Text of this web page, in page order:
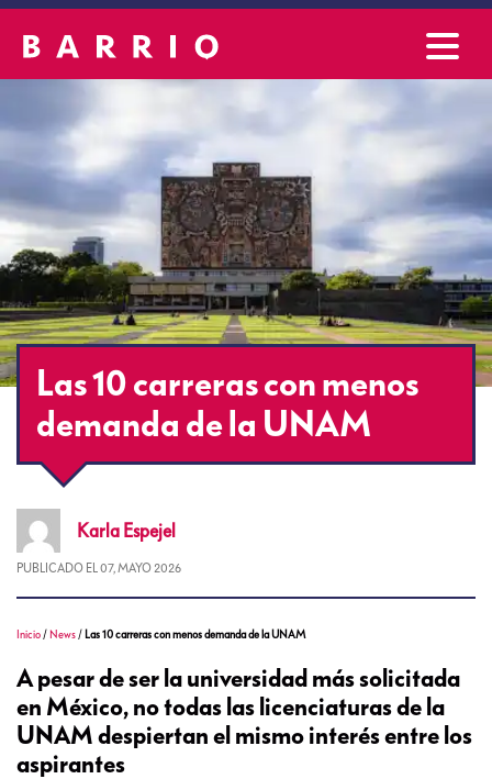
Las 10 carreras con menos
demanda de la UNAM
Karla Espejel
PUBLICADO EL 07, MAYO 2026
Inicio / News / Las 10 carreras con menos demanda de la UNAM
A pesar de ser la universidad más solicitada
en México, no todas las licenciaturas de la
UNAM despiertan el mismo interés entre los
aspirantes